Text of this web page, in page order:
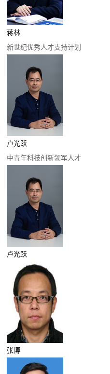
蒋林
新世纪优秀人才支持计划
卢光跃
中青年科技创新领军人才
卢光跃
张博